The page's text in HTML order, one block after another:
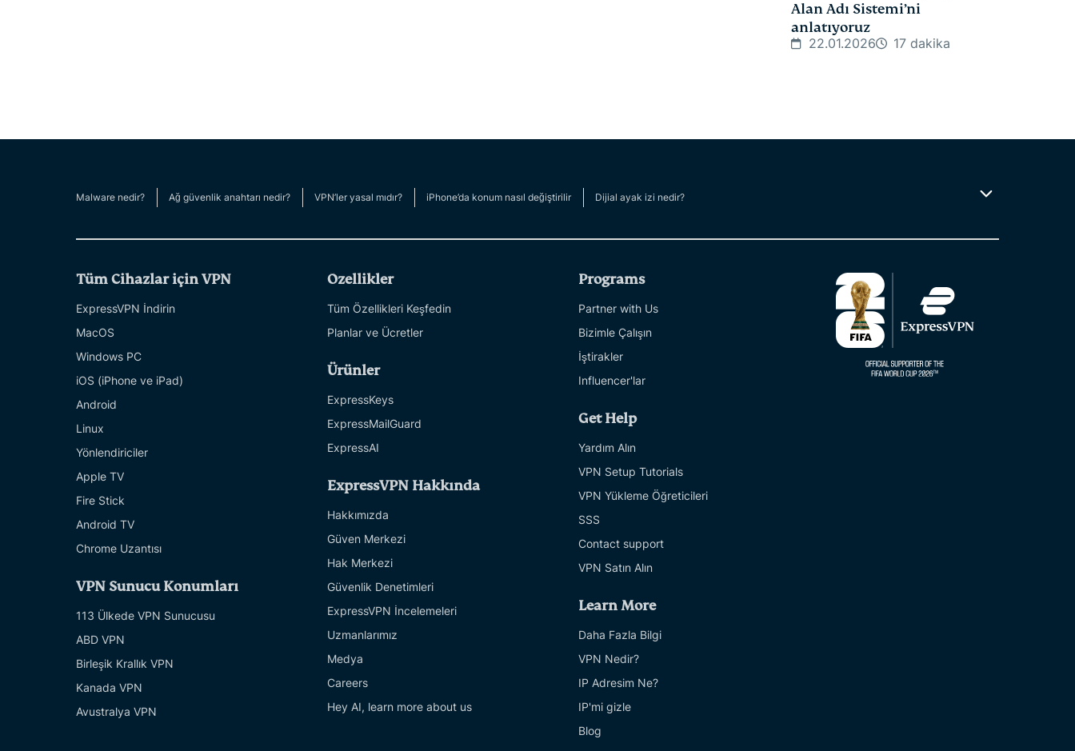
Alan Adı Sistemi’ni
anlatıyoruz
22.01.2026 17 dakika
Malware nedir? Ağ güvenlik anahtarı nedir? VPN’ler yasal mıdır? iPhone’da konum nasıl değiştirilir Dijial ayak izi nedir?
Tüm Cihazlar için VPN
ExpressVPN İndirin
MacOS
Windows PC
iOS (iPhone ve iPad)
Android
Linux
Yönlendiriciler
Apple TV
Fire Stick
Android TV
Chrome Uzantısı
VPN Sunucu Konumları
113 Ülkede VPN Sunucusu
ABD VPN
Birleşik Krallık VPN
Kanada VPN
Avustralya VPN
Özellikler
Tüm Özellikleri Keşfedin
Planlar ve Ücretler
Ürünler
ExpressKeys
ExpressMailGuard
ExpressAI
ExpressVPN Hakkında
Hakkımızda
Güven Merkezi
Hak Merkezi
Güvenlik Denetimleri
ExpressVPN İncelemeleri
Uzmanlarımız
Medya
Careers
Hey AI, learn more about us
Programs
Partner with Us
Bizimle Çalışın
İştirakler
Influencer'lar
Get Help
Yardım Alın
VPN Setup Tutorials
VPN Yükleme Öğreticileri
SSS
Contact support
VPN Satın Alın
Learn More
Daha Fazla Bilgi
VPN Nedir?
IP Adresim Ne?
IP'mi gizle
Blog